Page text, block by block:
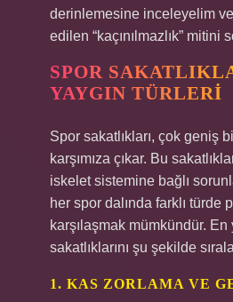
derinlemesine inceleyelim
edilen “kaçınılmazlık” mitini
SPOR
YAYGIN TÜRLERI
Spor sakatlıkları, çok geniş
karşımıza çıkar. Bu
iskelet sistemine bağlı
her spor dalında farklı türde
karşılaşmak mümkündür. En
sakatlıklarını şu şekilde
1. KAS ZORLAMA VE